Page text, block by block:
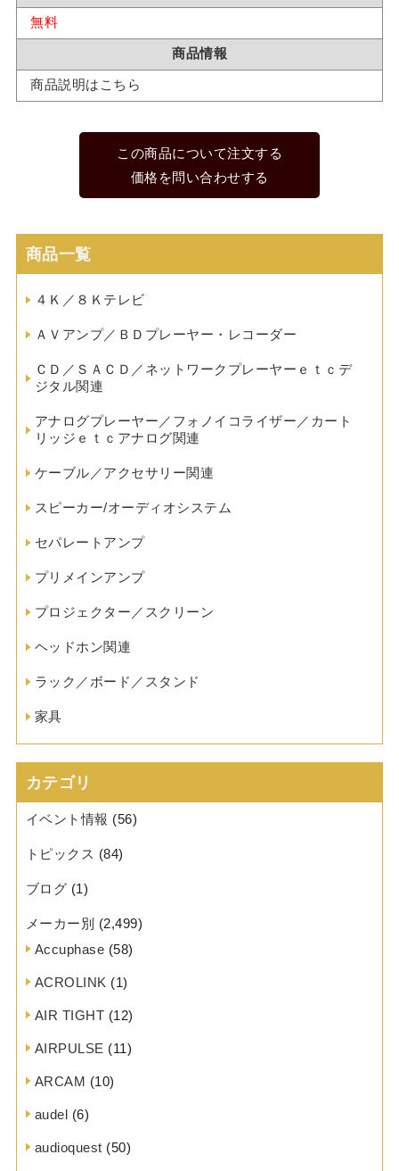
無料
商品情報
商品説明はこちら
この商品について注文する
価格を問い合わせする
商品一覧
４Ｋ／８Ｋテレビ
ＡＶアンプ／ＢＤプレーヤー・レコーダー
ＣＤ／ＳＡＣＤ／ネットワークプレーヤーｅｔｃデ
ジタル関連
アナログプレーヤー／フォノイコライザー／カート
リッジｅｔｃアナログ関連
ケーブル／アクセサリー関連
スピーカー/オーディオシステム
セパレートアンプ
プリメインアンプ
プロジェクター／スクリーン
ヘッドホン関連
ラック／ボード／スタンド
家具
カテゴリ
イベント情報 (56)
トピックス (84)
ブログ (1)
メーカー別 (2,499)
Accuphase (58)
ACROLINK (1)
AIR TIGHT (12)
AIRPULSE (11)
ARCAM (10)
audel (6)
audioquest (50)